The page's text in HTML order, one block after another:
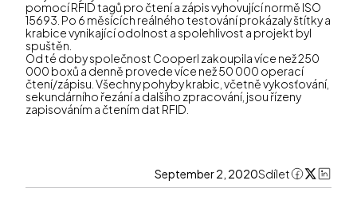
pomocí RFID tagů pro čtení a zápis vyhovující normě ISO
15693. Po 6 měsících reálného testování prokázaly štítky a
krabice vynikající odolnost a spolehlivost a projekt byl
spuštěn.
Od té doby společnost Cooperl zakoupila více než 250
000 boxů a denně provede více než 50 000 operací
čtení/zápisu. Všechny pohyby krabic, včetně vykosťování,
sekundárního řezání a dalšího zpracování, jsou řízeny
zapisováním a čtením dat RFID.
September 2, 2020Sdílet